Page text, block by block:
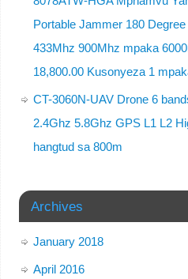
Portable Jammer 180
433Mhz 900Mhz mpaka
18,800.00 Kusonyeza 1
CT-3060N-UAV Drone 6
2.4Ghz 5.8Ghz GPS L1 L2
hangtud sa 800m
Archives
January 2018
April 2016